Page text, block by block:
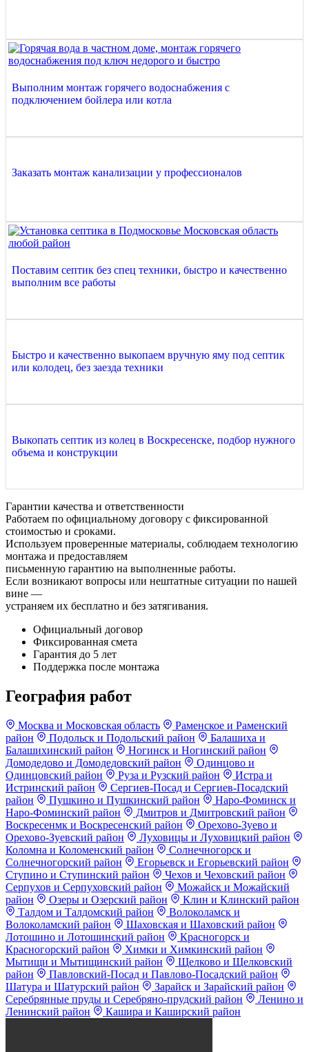
Выполним монтаж горячего водоснабжения с
подключением бойлера или котла
Заказать монтаж канализации у профессионалов
Поставим септик без спец техники, быстро и качественно
выполним все работы
Быстро и качественно выкопаем вручную яму под септик
или колодец, без заезда техники
Выкопать септик из колец в Воскресенске, подбор нужного
объема и конструкции
Гарантии качества и ответственности
Работаем по официальному договору с фиксированной
стоимостью и сроками.
Используем проверенные материалы, соблюдаем технологию
монтажа и предоставляем
письменную гарантию на выполненные работы.
Если возникают вопросы или нештатные ситуации по нашей
вине —
устраняем их бесплатно и без затягивания.
Официальный договор
Фиксированная смета
Гарантия до 5 лет
Поддержка после монтажа
География работ
Москва и Московская область
Раменское и Раменский
район
Подольск и Подольский район
Балашиха и
Балашихинский район
Ногинск и Ногинский район
Домодедово и Домодедовский район
Одинцово и
Одинцовский район
Руза и Рузский район
Истра и
Истринский район
Сергиев-Посад и Сергиев-Посадский
район
Пушкино и Пушкинский район
Наро-Фоминск и
Наро-Фоминский район
Дмитров и Дмитровский район
Воскресенмк и Воскресенский район
Орехово-Зуево и
Орехово-Зуевский район
Луховицы и Луховицкий район
Коломна и Коломенский район
Солнечногорск и
Солнечногорский район
Егорьевск и Егорьевский район
Ступино и Ступинский район
Чехов и Чеховский район
Серпухов и Серпуховский район
Можайск и Можайский
район
Озеры и Озерский район
Клин и Клинский район
Талдом и Талдомский район
Волоколамск и
Волоколамский район
Шаховская и Шаховский район
Лотошино и Лотошинский район
Красногорск и
Красногорский район
Химки и Химкинский район
Мытищи и Мытищинский район
Щелково и Щелковский
район
Павловский-Посад и Павлово-Посадский район
Шатура и Шатурский район
Зарайск и Зарайский район
Серебрянные пруды и Серебряно-прудский район
Ленино и
Ленинский район
Кашира и Каширский район